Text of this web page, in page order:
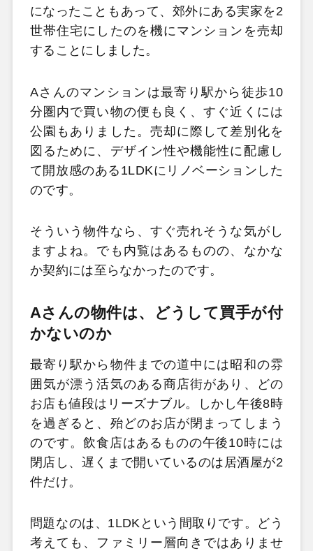
になったこともあって、郊外にある実家を2
世帯住宅にしたのを機にマンションを売却
することにしました。
Aさんのマンションは最寄り駅から徒歩10
分圏内で買い物の便も良く、すぐ近くには
公園もありました。売却に際して差別化を
図るために、デザイン性や機能性に配慮し
て開放感のある1LDKにリノベーションした
のです。
そういう物件なら、すぐ売れそうな気がし
ますよね。でも内覧はあるものの、なかな
か契約には至らなかったのです。
Aさんの物件は、どうして買手が付
かないのか
最寄り駅から物件までの道中には昭和の雰
囲気が漂う活気のある商店街があり、どの
お店も値段はリーズナブル。しかし午後8時
を過ぎると、殆どのお店が閉まってしまう
のです。飲食店はあるものの午後10時には
閉店し、遅くまで開いているのは居酒屋が2
件だけ。
問題なのは、1LDKという間取りです。どう
考えても、ファミリー層向きではありませ